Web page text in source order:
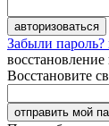
Забыли
восстановление
Восстановите